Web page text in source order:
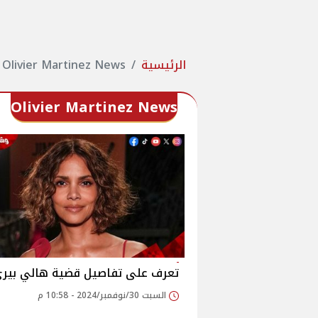
الرئيسية Olivier Martinez News
Olivier Martinez News
تعرف على تفاصيل قضية هالي
السبت 30/نوفمبر/2024 - 10:58 م